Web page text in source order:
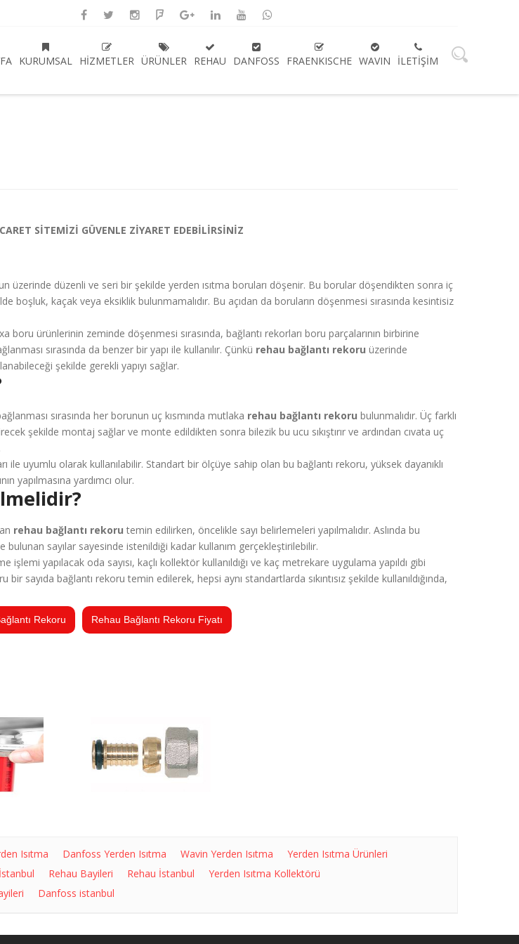
KURUMSAL HIZMETLER ÜRÜNLER REHAU DANFOSS FRAENKISCHE WAVIN İLETIŞIM
SİTEMİZİ GÜVENLE ZİYARET EDEBİLİRSİNİZ
üzerinde düzenli ve seri bir şekilde yerden ısıtma boruları döşenir. Bu borular döşendikten sonra iç
boşluk, kaçak veya eksiklik bulunmamalıdır. Bu açıdan da boruların döşenmesi sırasında kesintisiz
ürünlerinin zeminde döşenmesi sırasında, bağlantı rekorları boru parçalarının birbirine
sırasında da benzer bir yapı ile kullanılır. Çünkü rehau bağlantı rekoru üzerinde
şekilde gerekli yapıyı sağlar.
sırasında her borunun uç kısmında mutlaka rehau bağlantı rekoru bulunmalıdır. Üç farklı
şekilde montaj sağlar ve monte edildikten sonra bilezik bu ucu sıkıştırır ve ardından cıvata uç
ile uyumlu olarak kullanılabilir. Standart bir ölçüye sahip olan bu bağlantı rekoru, yüksek dayanıklı
yapılmasına yardımcı olur.
rehau bağlantı rekoru temin edilirken, öncelikle sayı belirlemeleri yapılmalıdır. Aslında bu
sayılar sayesinde istenildiği kadar kullanım gerçekleştirilebilir.
yapılacak oda sayısı, kaçlı kollektör kullanıldığı ve kaç metrekare uygulama yapıldı gibi
bir sayıda bağlantı rekoru temin edilerek, hepsi aynı standartlarda sıkıntısız şekilde kullanıldığında,
Rekoru Rehau Bağlantı Rekoru Fiyatı
Isıtma Danfoss Yerden Isıtma Wavin Yerden Isıtma
Yerden Isıtma Ürünleri
Rehau Bayileri Rehau İstanbul
Yerden Isıtma Kollektörü
Danfoss istanbul